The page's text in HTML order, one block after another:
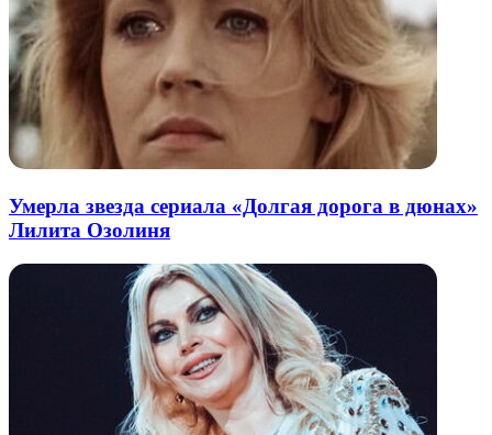
Умерла звезда сериала «Долгая дорога в дюнах»
Лилита Озолиня